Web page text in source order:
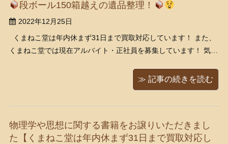
...
段ボール150箱越えの遺品整理！
2022年12月25日
くまねこ堂は年内休まず31日まで買取対応しています！ また、
くまねこ堂では現在アルバイト・正社員を募集しています！ 気に
https://www.kumanekodou.com/recruit/ 本日もくまねこ堂ブログ
≫ 記事の続きを読む
物理学や思想に関する書籍をお譲りいただきまし
た【くまねこ堂は年内休まず31日まで買取対応し